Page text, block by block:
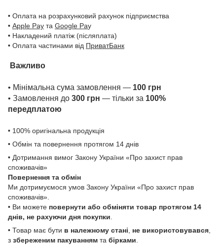
• Оплата на розрахунковий рахунок підприємства
• Apple Pay та Google Pay
• Накладений платіж (післяплата)
• Оплата частинами від ПриватБанк
Важливо
• Мінімальна сума замовлення — 100 грн
• Замовлення до 300 грн — тільки за 100%
передплатою
• 100% оригінальна продукція
• Обмін та повернення протягом 14 днів
• Дотримання вимог Закону України «Про захист прав
споживачів»
Повернення та обмін
Ми дотримуємося умов Закону України «Про захист прав
споживачів».
• Ви можете повернути або обміняти товар протягом 14
днів, не рахуючи дня покупки
• Товар має бути в належному стані не використовувався
з збереженим пакуванням та бірками